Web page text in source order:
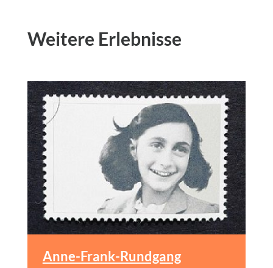
Weitere Erlebnisse
Anne-Frank-Rundgang